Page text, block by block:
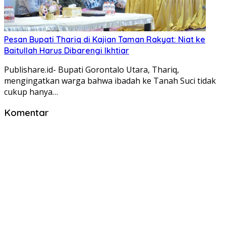
Pesan Bupati Thariq di Kajian Taman Rakyat: Niat ke
Baitullah Harus Dibarengi Ikhtiar
Publishare.id- Bupati Gorontalo Utara, Thariq,
mengingatkan warga bahwa ibadah ke Tanah Suci tidak
cukup hanya…
Komentar